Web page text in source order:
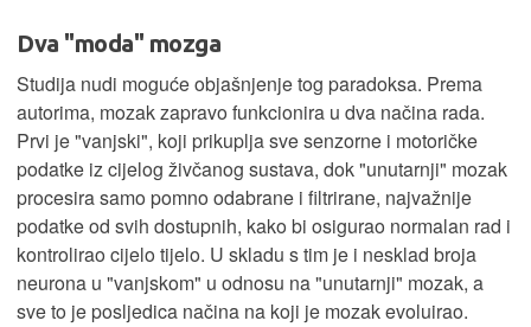
Dva "moda" mozga
Studija nudi moguće objašnjenje tog paradoksa. Prema
autorima, mozak zapravo funkcionira u dva načina rada.
Prvi je "vanjski", koji prikuplja sve senzorne i motoričke
podatke iz cijelog živčanog sustava, dok "unutarnji" mozak
procesira samo pomno odabrane i filtrirane, najvažnije
podatke od svih dostupnih, kako bi osigurao normalan rad i
kontrolirao cijelo tijelo. U skladu s tim je i nesklad broja
neurona u "vanjskom" u odnosu na "unutarnji" mozak, a
sve to je posljedica načina na koji je mozak evoluirao.